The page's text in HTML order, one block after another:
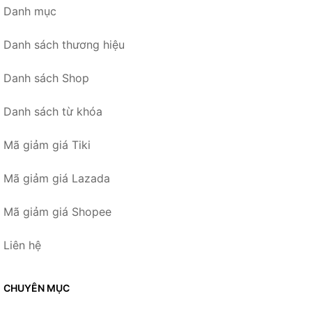
Danh mục
Danh sách thương hiệu
Danh sách Shop
Danh sách từ khóa
Mã giảm giá Tiki
Mã giảm giá Lazada
Mã giảm giá Shopee
Liên hệ
CHUYÊN MỤC